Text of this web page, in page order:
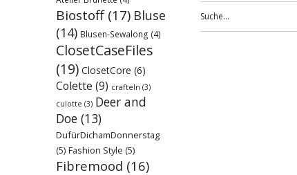
Biostoff(17) Bluse
(14) Blusen-Sewalong (4)
ClosetCaseFiles
(19) ClosetCore (6)
Colette (9) crafteln (3)
culotte (3) Deer and
Doe (13)
DufürDichamDonnerstag
(5) Fashion Style (5)
Fibremood (16)